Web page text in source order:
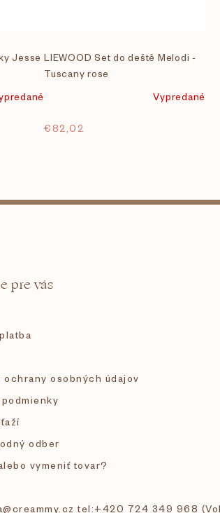
Jesse LIEWOOD Set do deště Melodi -
Tuscany rose
Vypredané
€82,02
pre vás
ochrany osobných údajov
odber
vymeniť tovar?
tel:+420 724 349 968